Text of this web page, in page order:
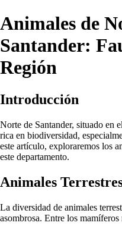
Animales de
Santander:
Región
Introducción
Norte de Santander, situado en
rica en biodiversidad,
este artículo, exploraremos los
este departamento.
Animales
La diversidad de animales
asombrosa. Entre los